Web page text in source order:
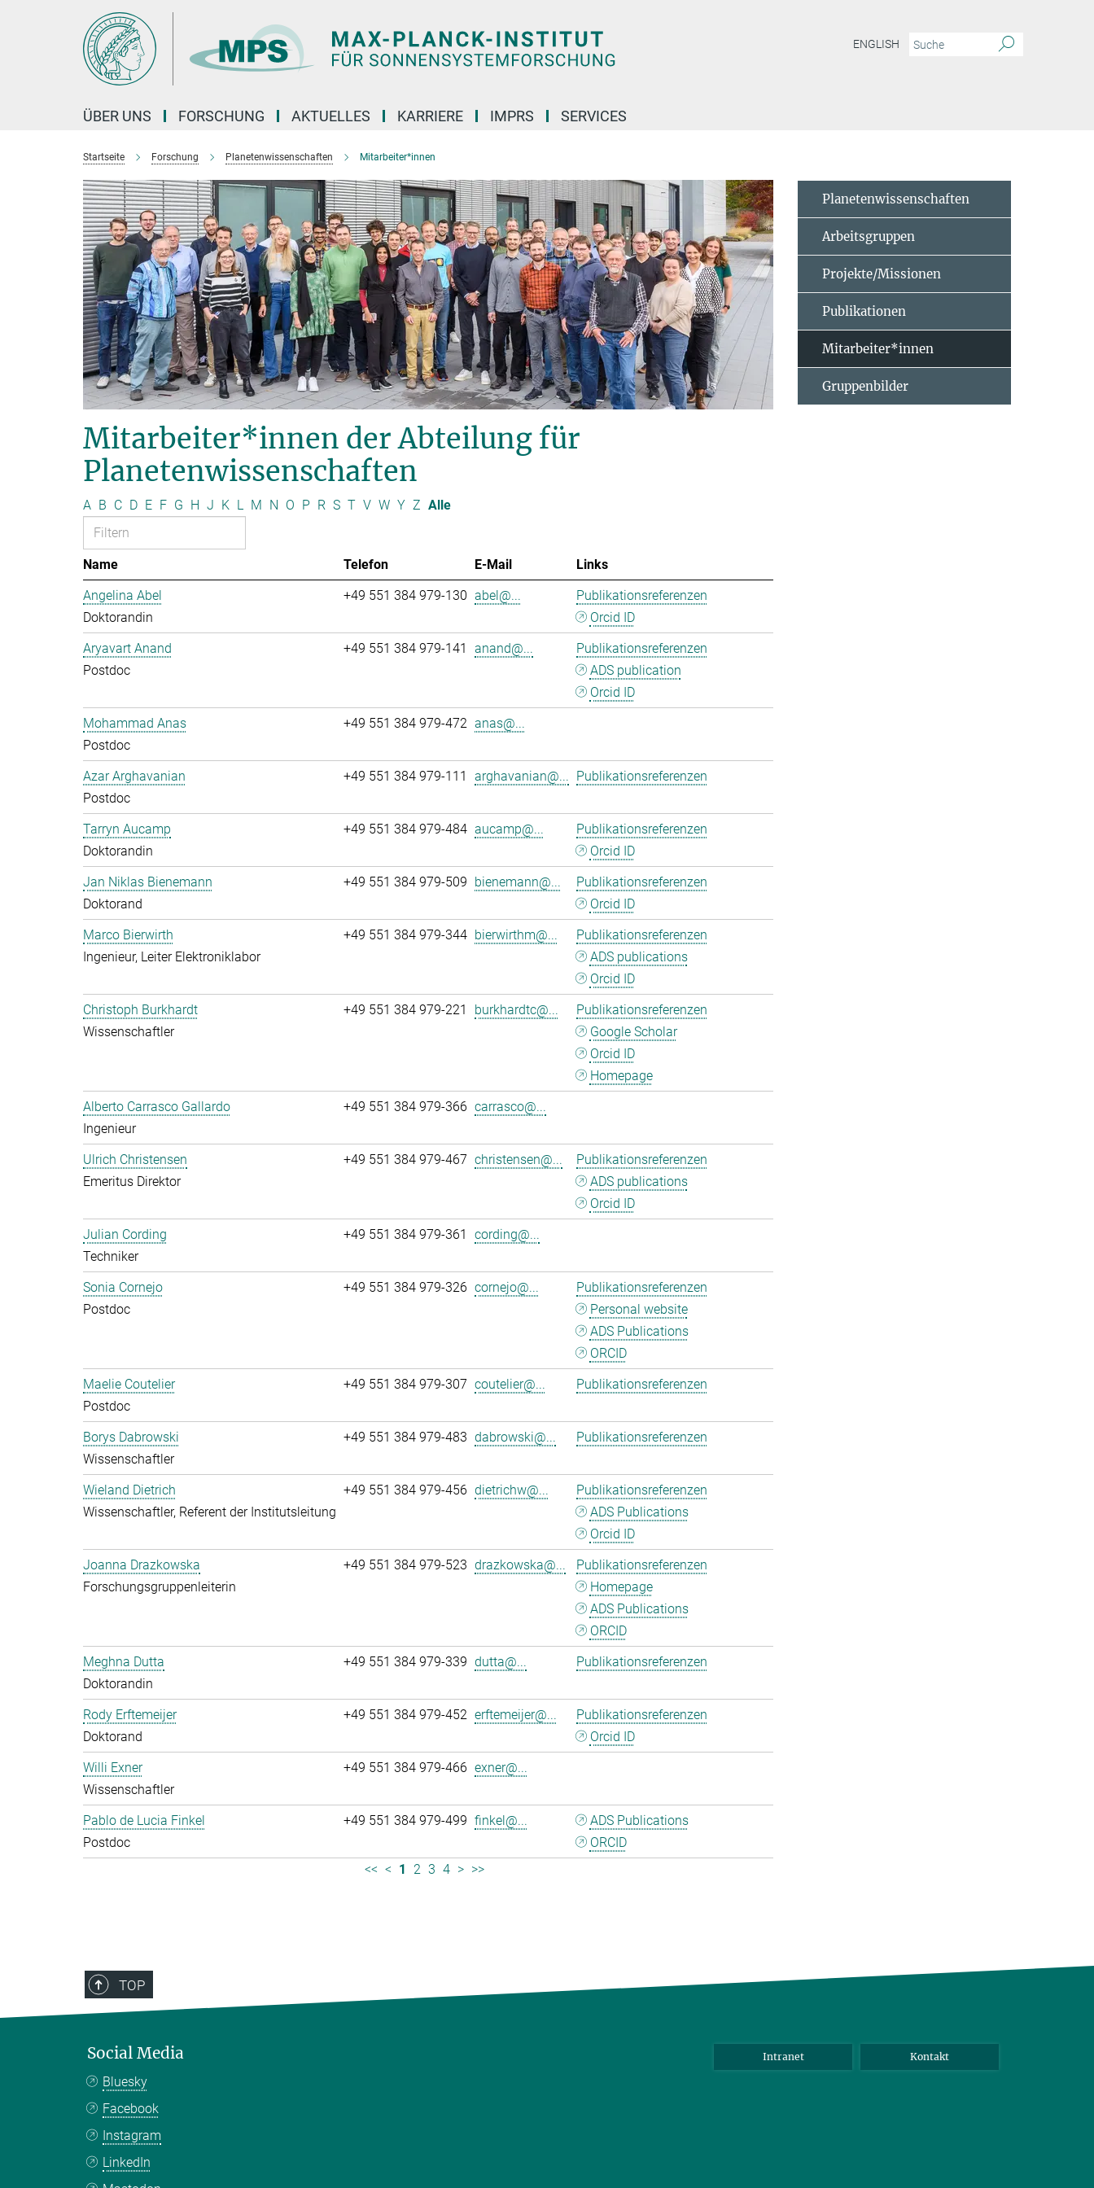
ENGLISH
ÜBER UNS FORSCHUNG AKTUELLES KARRIERE IMPRS SERVICES
Startseite Forschung Planetenwissenschaften Mitarbeiter*innen
Mitarbeiter*innen der Abteilung für
Planetenwissenschaften
A B C D E F G H J K L M N O P R S T V W Y Z Alle
Name Telefon E-Mail
Links
Angelina Abel
Doktorandin
+49 551 384 979-130 abel@...
Publikationsreferenzen
Orcid ID
Aryavart Anand
Postdoc
+49 551 384 979-141 anand@...
Publikationsreferenzen
ADS publication
Orcid ID
Mohammad Anas
Postdoc
+49 551 384 979-472 anas@...
Azar Arghavanian
Postdoc
+49 551 384 979-111 arghavanian@... Publikationsreferenzen
Tarryn Aucamp
Doktorandin
+49 551 384 979-484 aucamp@...
Publikationsreferenzen
Orcid ID
Jan Niklas Bienemann
Doktorand
+49 551 384 979-509 bienemann@...
Publikationsreferenzen
Orcid ID
Marco Bierwirth
Ingenieur, Leiter Elektroniklabor
+49 551 384 979-344 bierwirthm@...
Publikationsreferenzen
ADS publications
Orcid ID
Christoph Burkhardt
Wissenschaftler
+49 551 384 979-221 burkhardtc@...
Publikationsreferenzen
Google Scholar
Orcid ID
Homepage
Alberto Carrasco Gallardo
Ingenieur
+49 551 384 979-366 carrasco@...
Ulrich Christensen
Emeritus Direktor
+49 551 384 979-467 christensen@...
Publikationsreferenzen
ADS publications
Orcid ID
Julian Cording
Techniker
+49 551 384 979-361 cording@...
Sonia Cornejo
Postdoc
+49 551 384 979-326 cornejo@...
Publikationsreferenzen
Personal website
ADS Publications
ORCID
Maelie Coutelier
Postdoc
+49 551 384 979-307 coutelier@... Publikationsreferenzen
Borys Dabrowski
Wissenschaftler
+49 551 384 979-483 dabrowski@... Publikationsreferenzen
Wieland Dietrich
Wissenschaftler, Referent der Institutsleitung
+49 551 384 979-456 dietrichw@...
Publikationsreferenzen
ADS Publications
Orcid ID
Joanna Drazkowska
Forschungsgruppenleiterin
+49 551 384 979-523 drazkowska@...
Publikationsreferenzen
Homepage
ADS Publications
ORCID
Meghna Dutta
Doktorandin
+49 551 384 979-339 dutta@... Publikationsreferenzen
Rody Erftemeijer
Doktorand
+49 551 384 979-452 erftemeijer@...
Publikationsreferenzen
Orcid ID
Willi Exner
Wissenschaftler
+49 551 384 979-466 exner@...
Pablo de Lucia Finkel
Postdoc
+49 551 384 979-499 finkel@...
ADS Publications
ORCID
<< < 1 2 3 4 > >>
Planetenwissenschaften
Arbeitsgruppen
Projekte/Missionen
Publikationen
Mitarbeiter*innen
Gruppenbilder
TOP
Social Media
Bluesky
Facebook
Instagram
LinkedIn
Intranet Kontakt